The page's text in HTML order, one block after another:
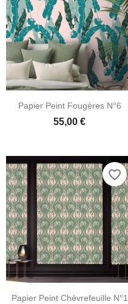
Papier Peint Fougères N°6
55,00 €
Papier Peint Chèvrefeuille N°1
favorite_border